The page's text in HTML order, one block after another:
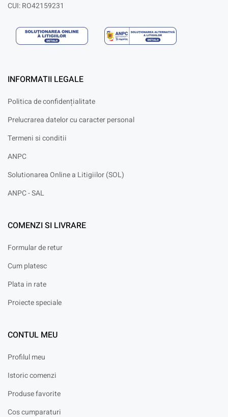
CUI: RO42159231
INFORMATII LEGALE
Politica de confidențialitate
Prelucrarea datelor cu caracter personal
Termeni si conditii
ANPC
Solutionarea Online a Litigiilor (SOL)
ANPC - SAL
COMENZI SI LIVRARE
Formular de retur
Cum platesc
Plata in rate
Proiecte speciale
CONTUL MEU
Profilul meu
Istoric comenzi
Produse favorite
Cos cumparaturi